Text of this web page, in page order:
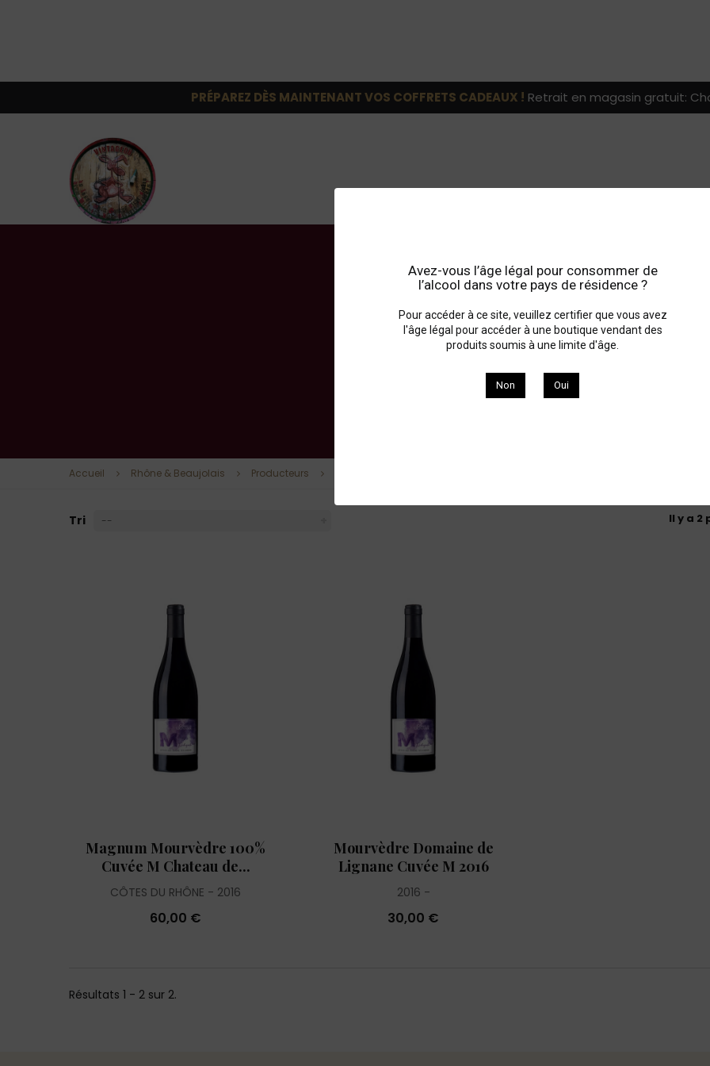
Avez-vous l’âge légal pour consommer de
l’alcool dans votre pays de résidence ?
Pour accéder à ce site, veuillez certifier que vous avez
l'âge légal pour accéder à une boutique vendant des
produits soumis à une limite d'âge.
Non Oui
PRÉPAREZ DÈS MAINTENANT VOS COFFRETS CADEAUX ! Retrait en magasin gratuit:
Lignane Siffrein Gautier
Découvrez nos vins de Siffrein Gautier
Accueil Rhône & Beaujolais Producteurs
Tri -- Il y a 2
Magnum Mourvèdre 100%
Cuvée M Chateau de...
CÔTES DU RHÔNE 2016
60,00 €
Mourvèdre Domaine de
Lignane Cuvée M 2016
2016
30,00 €
Résultats 1 - 2 sur 2.